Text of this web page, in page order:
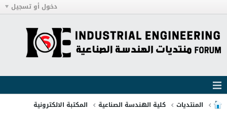
دخول أو تسجيل
المنتديات كلية الهندسة الصناعية المكتبة الالكترونية